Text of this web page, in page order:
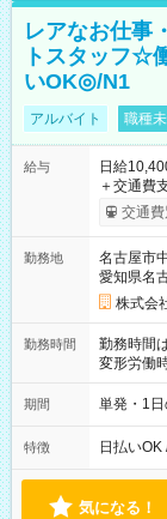
レアなお仕事
トスタッフ☆
いOK◎/N1
アルバイト 職種
給与
日給
＋交通費支給 ★交通費全額支給！ ★日払いOK
働いたそ
交通費
勤務地
名古屋市
愛知県名
株式会
勤務時間
勤務時間
変形労働時間
00～20：
期間 単発・1
特徴 日払い
気になる！